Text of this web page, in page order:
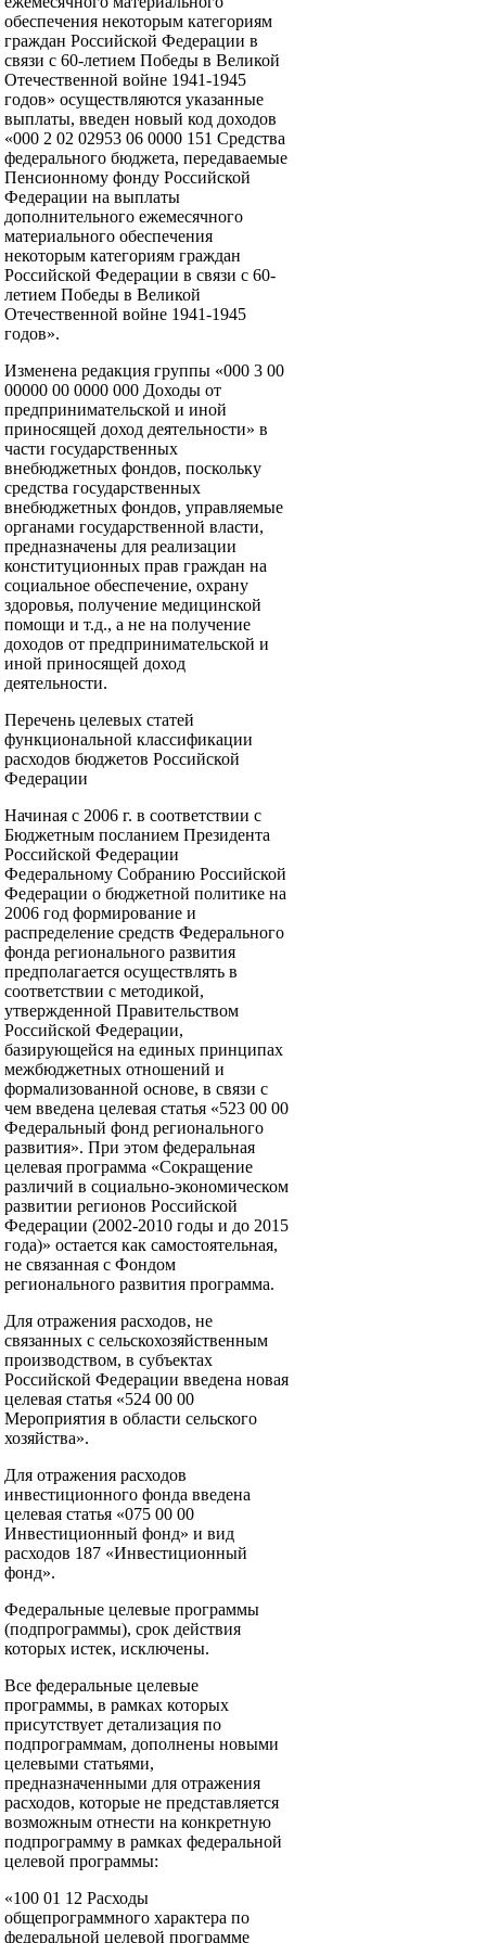
обеспечения некоторым категориям
граждан Российской Федерации в
связи с 60-летием Победы в Великой
Отечественной войне 1941-1945
годов» осуществляются указанные
выплаты, введен новый код доходов
«000 2 02 02953 06 0000 151 Средства
федерального бюджета, передаваемые
Пенсионному фонду Российской
Федерации на выплаты
дополнительного ежемесячного
материального обеспечения
некоторым категориям граждан
Российской Федерации в связи с 60-
летием Победы в Великой
Отечественной войне 1941-1945
годов».
Изменена редакция группы «000 3 00
00000 00 0000 000 Доходы от
предпринимательской и иной
приносящей доход деятельности» в
части государственных
внебюджетных фондов, поскольку
средства государственных
внебюджетных фондов, управляемые
органами государственной власти,
предназначены для реализации
конституционных прав граждан на
социальное обеспечение, охрану
здоровья, получение медицинской
помощи и т.д., а не на получение
доходов от предпринимательской и
иной приносящей доход
деятельности.
Перечень целевых статей
функциональной классификации
расходов бюджетов Российской
Федерации
Начиная с 2006 г. в соответствии с
Бюджетным посланием Президента
Российской Федерации
Федеральному Собранию Российской
Федерации о бюджетной политике на
2006 год формирование и
распределение средств Федерального
фонда регионального развития
предполагается осуществлять в
соответствии с методикой,
утвержденной Правительством
Российской Федерации,
базирующейся на единых принципах
межбюджетных отношений и
формализованной основе, в связи с
чем введена целевая статья «523 00 00
Федеральный фонд регионального
развития». При этом федеральная
целевая программа «Сокращение
различий в социально-экономическом
развитии регионов Российской
Федерации (2002-2010 годы и до 2015
года)» остается как самостоятельная,
не связанная с Фондом
регионального развития программа.
Для отражения расходов, не
связанных с сельскохозяйственным
производством, в субъектах
Российской Федерации введена новая
целевая статья «524 00 00
Мероприятия в области сельского
хозяйства».
Для отражения расходов
инвестиционного фонда введена
целевая статья «075 00 00
Инвестиционный фонд» и вид
расходов 187 «Инвестиционный
фонд».
Федеральные целевые программы
(подпрограммы), срок действия
которых истек, исключены.
Все федеральные целевые
программы, в рамках которых
присутствует детализация по
подпрограммам, дополнены новыми
целевыми статьями,
предназначенными для отражения
расходов, которые не представляется
возможным отнести на конкретную
подпрограмму в рамках федеральной
целевой программы:
«100 01 12 Расходы
общепрограммного характера по
федеральной целевой программе